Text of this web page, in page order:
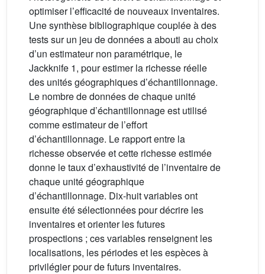
optimiser l’efficacité de nouveaux inventaires.
Une synthèse bibliographique couplée à des
tests sur un jeu de données a abouti au choix
d’un estimateur non paramétrique, le
Jackknife 1, pour estimer la richesse réelle
des unités géographiques d’échantillonnage.
Le nombre de données de chaque unité
géographique d’échantillonnage est utilisé
comme estimateur de l’effort
d’échantillonnage. Le rapport entre la
richesse observée et cette richesse estimée
donne le taux d’exhaustivité de l’inventaire de
chaque unité géographique
d’échantillonnage. Dix-huit variables ont
ensuite été sélectionnées pour décrire les
inventaires et orienter les futures
prospections ; ces variables renseignent les
localisations, les périodes et les espèces à
privilégier pour de futurs inventaires.